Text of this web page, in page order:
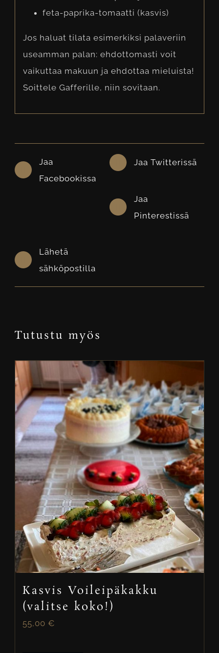
feta-paprika-tomaatti (kasvis)
Jos haluat tilata esimerkiksi palaveriin
useamman palan: ehdottomasti voit
vaikuttaa makuun ja ehdottaa mieluista!
Soittele Gafferille, niin sovitaan.
Jaa
Facebookissa
Jaa Twitterissä
Jaa
Pinterestissä
Lähetä
sähköpostilla
Tutustu myös
Kasvis Voileipäkakku
(valitse koko!)
55,00 €